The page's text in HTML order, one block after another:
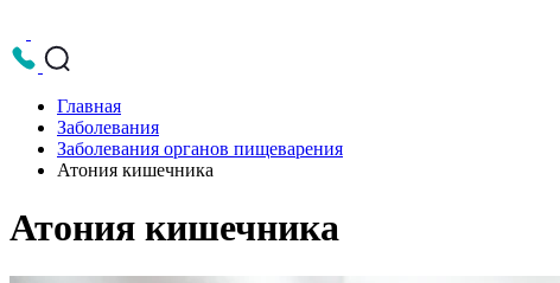
Главная
Заболевания
Заболевания органов пищеварения
Атония кишечника
Атония кишечника